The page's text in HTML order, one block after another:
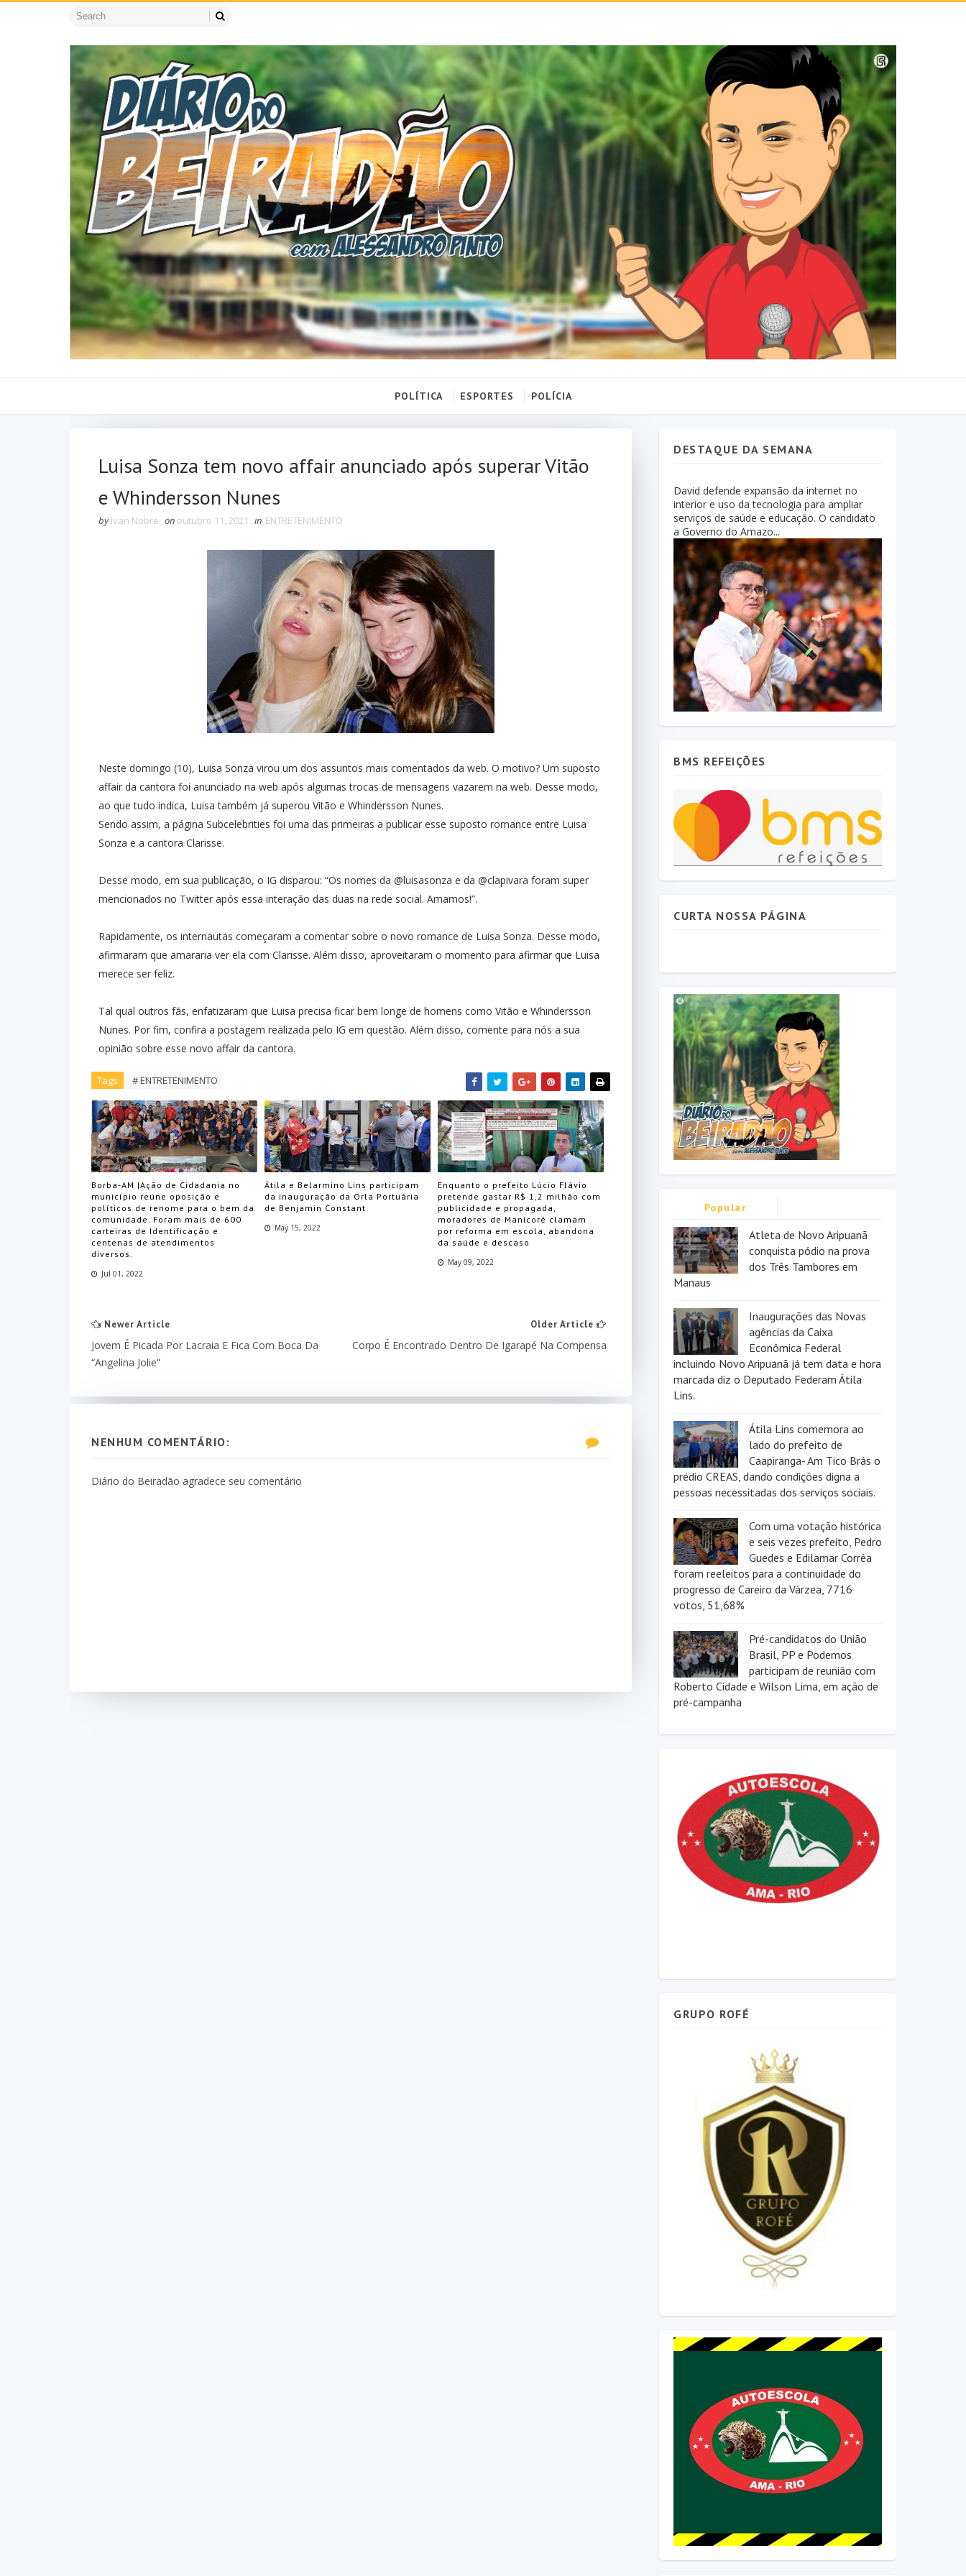
POLÍTICA ESPORTES POLÍCIA
Luisa Sonza tem novo affair anunciado após superar Vitão
e Whindersson Nunes
by Ivan Nobre on outubro 11, 2021 in ENTRETENIMENTO
Neste domingo (10), Luisa Sonza virou um dos assuntos mais comentados da web. O motivo? Um suposto
affair da cantora foi anunciado na web após algumas trocas de mensagens vazarem na web. Desse modo,
ao que tudo indica, Luisa também já superou Vitão e Whindersson Nunes.
Sendo assim, a página Subcelebrities foi uma das primeiras a publicar esse suposto romance entre Luisa
Sonza e a cantora Clarisse.
Desse modo, em sua publicação, o IG disparou: “Os nomes da @luisasonza e da @clapivara foram super
mencionados no Twitter após essa interação das duas na rede social. Amamos!”.
Rapidamente, os internautas começaram a comentar sobre o novo romance de Luisa Sonza. Desse modo,
afirmaram que amararia ver ela com Clarisse. Além disso, aproveitaram o momento para afirmar que Luisa
merece ser feliz.
Tal qual outros fãs, enfatizaram que Luisa precisa ficar bem longe de homens como Vitão e Whindersson
Nunes. Por fim, confira a postagem realizada pelo IG em questão. Além disso, comente para nós a sua
opinião sobre esse novo affair da cantora.
Tags # ENTRETENIMENTO
Borba-AM |Ação de Cidadania no
município reúne oposição e
políticos de renome para o bem da
comunidade. Foram mais de 600
carteiras de Identificação e
centenas de atendimentos
diversos.
Jul 01, 2022
Átila e Belarmino Lins participam
da inauguração da Orla Portuária
de Benjamin Constant
May 15, 2022
Enquanto o prefeito Lúcio Flávio
pretende gastar R$ 1,2 milhão com
publicidade e propagada,
moradores de Manicoré clamam
por reforma em escola, abandona
da saúde e descaso
May 09, 2022
Newer Article
Jovem É Picada Por Lacraia E Fica Com Boca Da
“Angelina Jolie”
Older Article
Corpo É Encontrado Dentro De Igarapé Na Compensa
NENHUM COMENTÁRIO:
Diário do Beiradão agradece seu comentário
DESTAQUE DA SEMANA
David defende expansão da internet no
interior e uso da tecnologia para ampliar
serviços de saúde e educação. O candidato
a Governo do Amazo...
BMS REFEIÇÕES
CURTA NOSSA PÁGINA
Popular
Atleta de Novo Aripuanã
conquista pódio na prova
dos Três Tambores em
Manaus
Inaugurações das Novas
agências da Caixa
Econômica Federal
incluindo Novo Aripuanã já tem data e hora
marcada diz o Deputado Federam Átila
Lins.
Átila Lins comemora ao
lado do prefeito de
Caapiranga- Am Tico Brás o
prédio CREAS, dando condições digna a
pessoas necessitadas dos serviços sociais.
Com uma votação histórica
e seis vezes prefeito, Pedro
Guedes e Edilamar Corrêa
foram reeleitos para a continuidade do
progresso de Careiro da Várzea, 7716
votos, 51,68%
Pré-candidatos do União
Brasil, PP e Podemos
participam de reunião com
Roberto Cidade e Wilson Lima, em ação de
pré-campanha
GRUPO ROFÉ